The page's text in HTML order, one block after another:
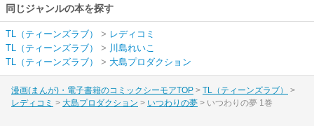
同じジャンルの本を探す
TL（ティーンズラブ） > レディコミ
TL（ティーンズラブ）
> 川島れいこ
TL（ティーンズラブ）
> 大島プロダクション
漫画(まんが)・電子書籍のコミックシーモアTOP
TL（ティーンズラブ）
レディコミ
大島プロダクション いつわりの夢 いつわりの夢 1巻